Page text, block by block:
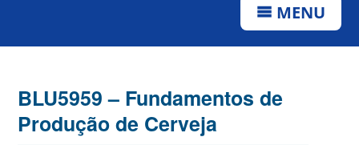
MENU
BLU5959 – Fundamentos de
Produção de Cerveja